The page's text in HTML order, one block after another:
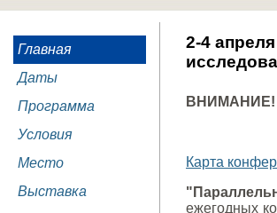
Главная
Даты
Программа
Условия
Место
Выставка
2-4
ВНИМАНИЕ!
Карта
ежегодных